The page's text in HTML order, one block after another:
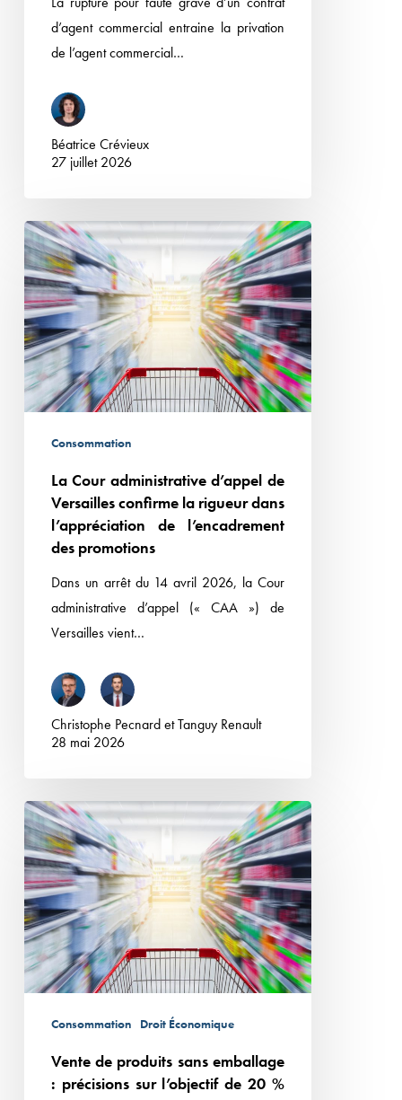
contrat
d’agent
d’agent commercial entraine la privation
de l’agent commercial…
Béatrice Crévieux
27 juillet 2026
La
Cour
administrative
d’appel
de
Versailles
confirme
la
l’appréciation
l’encadrement
promotions
Consommation
La Cour administrative d’appel de
Versailles confirme la rigueur dans
l’appréciation de l’encadrement
des promotions
Dans un arrêt du 14 avril 2026, la Cour
administrative d’appel (« CAA ») de
Versailles vient…
Christophe PecnardetTanguy Renault
28 mai 2026
Vente
de
produits
sans
emballage
:
précisions
sur
Consommation Droit Économique
Vente de produits sans emballage
: précisions sur l’objectif de 20 %